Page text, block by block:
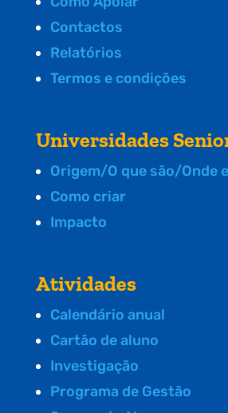
Contactos
Relatórios
Termos e condições
Universidades
Origem/O que são/Onde
Como criar
Impacto
Atividades
Calendário anual
Cartão de aluno
Investigação
Programa de Gestão